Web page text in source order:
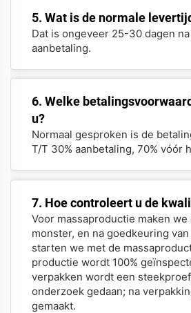
5. Wat is de normale
Dat is ongeveer 25-30 dagen
aanbetaling.
6. Welke
u?
Normaal gesproken is de
T/T 30% aanbetaling, 70% vóór
7. Hoe controleert u de
Voor massaproductie maken
monster, en na goedkeuring
starten we met de
productie wordt 100%
verpakken wordt een
onderzoek gedaan; na
gemaakt.